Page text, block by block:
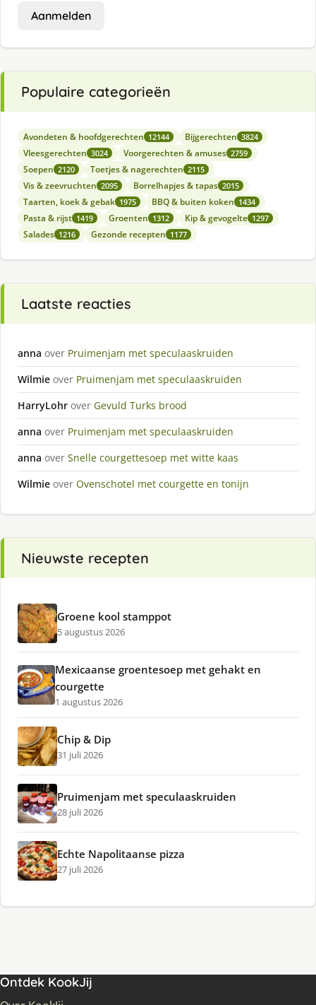
Aanmelden
Populaire categorieën
Avondeten & hoofdgerechten 12144 Bijgerechten 3824
Vleesgerechten 3024 Voorgerechten & amuses 2759
Soepen 2120 Toetjes & nagerechten 2115
Vis & zeevruchten 2095 Borrelhapjes & tapas 2015
Taarten, koek & gebak 1975 BBQ & buiten koken 1434
Pasta & rijst 1419 Groenten 1312 Kip & gevogelte 1297
Salades 1216 Gezonde recepten 1177
Laatste reacties
anna over Pruimenjam met speculaaskruiden
Wilmie over Pruimenjam met speculaaskruiden
HarryLohr over Gevuld Turks brood
anna over Pruimenjam met speculaaskruiden
anna over Snelle courgettesoep met witte kaas
Wilmie over Ovenschotel met courgette en tonijn
Nieuwste recepten
Groene kool stamppot
5 augustus 2026
Mexicaanse groentesoep met gehakt en
courgette
1 augustus 2026
Chip & Dip
31 juli 2026
Pruimenjam met speculaaskruiden
28 juli 2026
Echte Napolitaanse pizza
27 juli 2026
Ontdek KookJij